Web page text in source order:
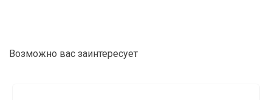
Возможно вас заинтересует